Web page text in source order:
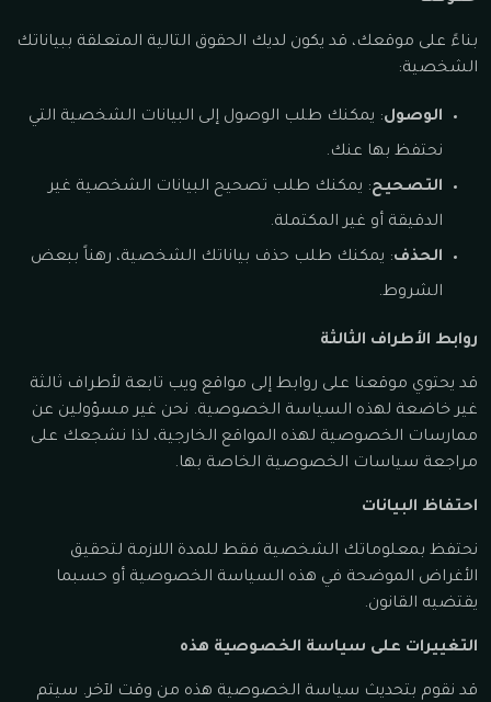
بناءً على موقعك، قد يكون لديك الحقوق التالية المتعلقة ببياناتك
الشخصية:
الوصول: يمكنك طلب الوصول إلى البيانات الشخصية التي
نحتفظ بها عنك.
التصحيح: يمكنك طلب تصحيح البيانات الشخصية غير
الدقيقة أو غير المكتملة.
الحذف: يمكنك طلب حذف بياناتك الشخصية، رهناً ببعض
الشروط.
روابط الأطراف الثالثة
قد يحتوي موقعنا على روابط إلى مواقع ويب تابعة لأطراف ثالثة
غير خاضعة لهذه السياسة الخصوصية. نحن غير مسؤولين عن
ممارسات الخصوصية لهذه المواقع الخارجية، لذا نشجعك على
مراجعة سياسات الخصوصية الخاصة بها.
احتفاظ البيانات
نحتفظ بمعلوماتك الشخصية فقط للمدة اللازمة لتحقيق
الأغراض الموضحة في هذه السياسة الخصوصية أو حسبما
يقتضيه القانون.
التغييرات على سياسة الخصوصية هذه
قد نقوم بتحديث سياسة الخصوصية هذه من وقت لآخر. سيتم